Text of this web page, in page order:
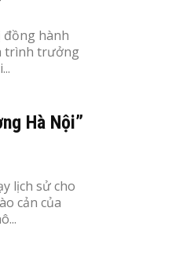
đồng hành
trình trưởng
Hà Nội”
lịch sử cho
cản của